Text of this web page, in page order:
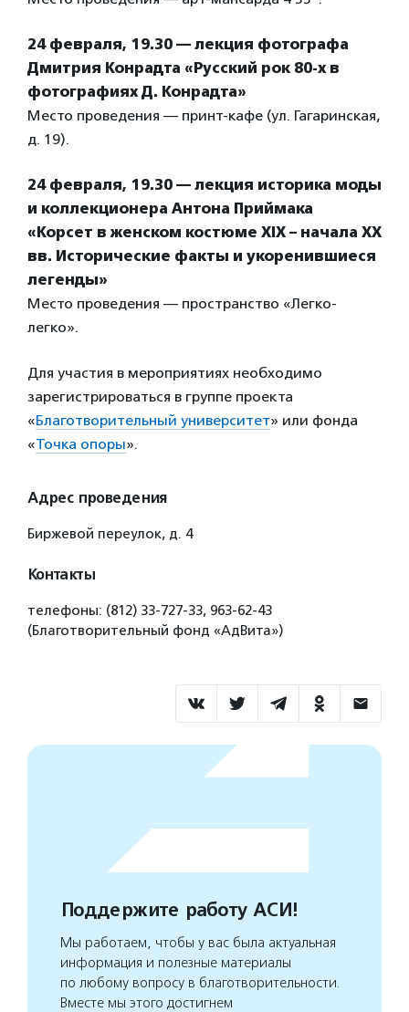
24 февраля, 19.30 — лекция фотографа
Дмитрия Конрадта «Русский рок 80-х в
фотографиях Д. Конрадта»
Место проведения — принт-кафе (ул. Гагаринская,
д. 19).
24 февраля, 19.30 — лекция историка моды
и коллекционера Антона Приймака
«Корсет в женском костюме XIX – начала XX
вв. Исторические факты и укоренившиеся
легенды»
Место проведения — пространство «Легко-
легко».
Для участия в мероприятиях необходимо
зарегистрироваться в группе проекта
«Благотворительный университет» или фонда
«Точка опоры».
Адрес проведения
Биржевой переулок, д. 4
Контакты
телефоны: (812) 33-727-33, 963-62-43
(Благотворительный фонд «АдВита»)
Поддержите работу АСИ!
Мы работаем, чтобы у вас была актуальная
информация и полезные материалы
по любому вопросу в благотворительности.
Вместе мы этого достигнем